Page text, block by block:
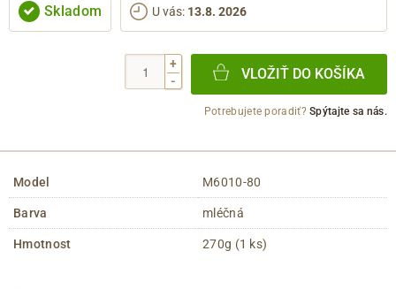
Skladom U vás: 13.8. 2026
+
-
VLOŽIŤ DO KOŠÍKA
Potrebujete poradiť?Spýtajte sa nás.
Model M6010-80
Barva mléčná
Hmotnost 270g (1 ks)